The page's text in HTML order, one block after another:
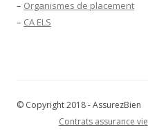
– Organismes de placement
– CA ELS
© Copyright 2018 - AssurezBien
Contrats assurance vie